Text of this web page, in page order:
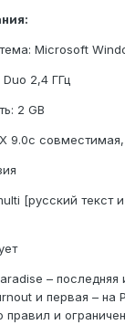
Microsoft
2,4 ГГц
2 GB
9.0c совместимая,
[русский текст
– последняя
и первая – на
правил и